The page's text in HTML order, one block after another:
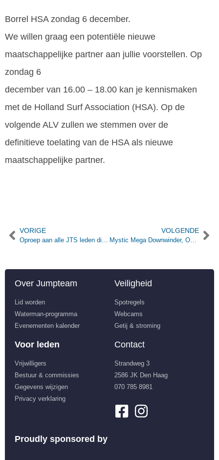
Borrel HSA zondag 6 december.
We willen graag een potentiële nieuwe
maatschappelijke partner aan jullie voorstellen. Op
zondag 6
december van 16.00 – 18.00 kan je kennismaken
met de Holland Surf Association (HSA). Op de
volgende ALV zullen we stemmen over de
definitieve toelating van de HSA als nieuwe
maatschappelijke partner.
VORIGE
Oproep aan alle JTS leden die kiten!
VOLGENDE
Mystic Mega Downwinder, Opstappen op Scheveningen!
Over Jumpteam
Lid worden
Waterman-programma
Evenementen kalender
Veiligheid
Spotregels
Webcams
Getij & stroming
Voor leden
Vrijwilligers
Bestuur & commissies
Gegevens wijzigen
Privacy verklaring
Contact
Strandweg 3
2586 JK Den Haag
070 785 8981
Proudly sponsored by